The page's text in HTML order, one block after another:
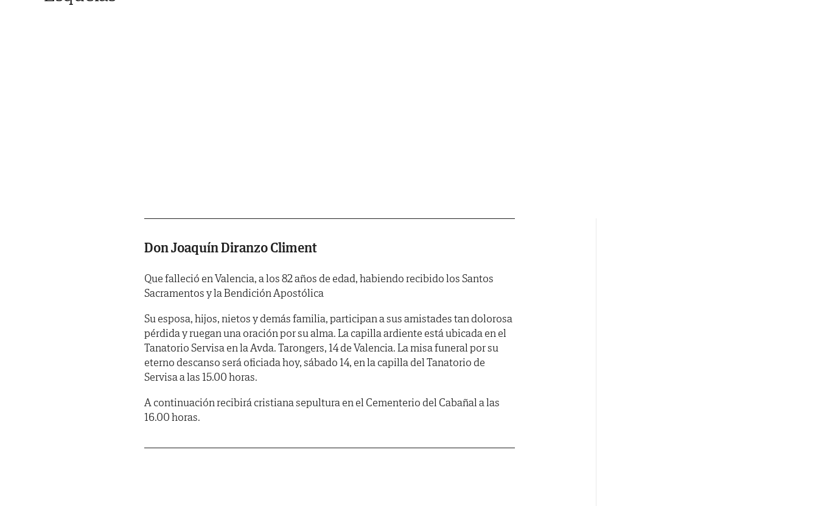
Don Joaquín Diranzo Climent
Que falleció en Valencia, a los 82 años de edad, habiendo recibido los Santos
Sacramentos y la Bendición Apostólica
Su esposa, hijos, nietos y demás familia, participan a sus amistades tan dolorosa
pérdida y ruegan una oración por su alma. La capilla ardiente está ubicada en el
Tanatorio Servisa en la Avda. Tarongers, 14 de Valencia. La misa funeral por su
eterno descanso será oficiada hoy, sábado 14, en la capilla del Tanatorio de
Servisa a las 15.00 horas.
A continuación recibirá cristiana sepultura en el Cementerio del Cabañal a las
16.00 horas.